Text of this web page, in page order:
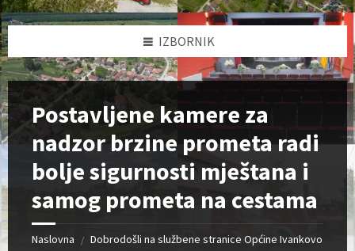
IZBORNIK
Postavljene kamere za
nadzor brzine prometa radi
bolje sigurnosti mještana i
samog prometa na cestama
Naslovna / Dobrodošli na službene stranice Općine Ivankovo